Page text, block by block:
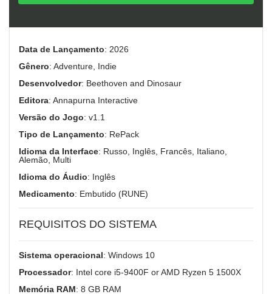
Data de Lançamento: 2026
Gênero: Adventure, Indie
Desenvolvedor: Beethoven and Dinosaur
Editora: Annapurna Interactive
Versão do Jogo: v1.1
Tipo de Lançamento: RePack
Idioma da Interface: Russo, Inglês, Francês, Italiano,
Alemão, Multi
Idioma do Áudio: Inglês
Medicamento: Embutido (RUNE)
REQUISITOS DO SISTEMA
Sistema operacional: Windows 10
Processador: Intel core i5-9400F or AMD Ryzen 5 1500X
Memória RAM: 8 GB RAM